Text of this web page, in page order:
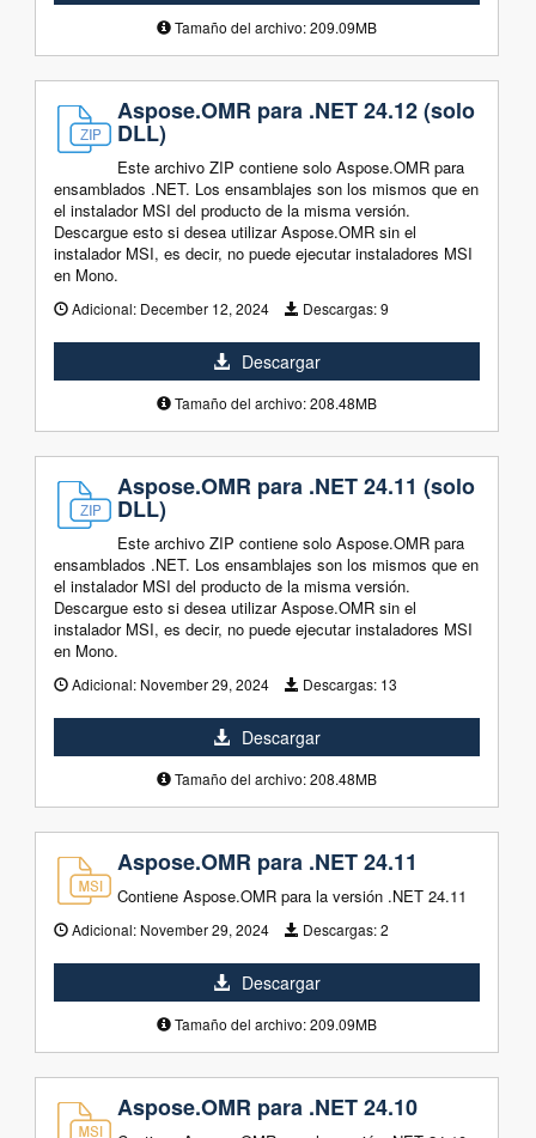
Tamaño del archivo: 209.09MB
Aspose.OMR para .NET 24.12 (solo
DLL)
Este archivo ZIP contiene solo Aspose.OMR para
ensamblados .NET. Los ensamblajes son los mismos que en
el instalador MSI del producto de la misma versión.
Descargue esto si desea utilizar Aspose.OMR sin el
instalador MSI, es decir, no puede ejecutar instaladores MSI
en Mono.
Adicional: December 12, 2024 Descargas:9
Descargar
Tamaño del archivo: 208.48MB
Aspose.OMR para .NET 24.11 (solo
DLL)
Este archivo ZIP contiene solo Aspose.OMR para
ensamblados .NET. Los ensamblajes son los mismos que en
el instalador MSI del producto de la misma versión.
Descargue esto si desea utilizar Aspose.OMR sin el
instalador MSI, es decir, no puede ejecutar instaladores MSI
en Mono.
Adicional: November 29, 2024 Descargas: 13
Descargar
Tamaño del archivo: 208.48MB
Aspose.OMR para .NET 24.11
Contiene Aspose.OMR para la versión .NET 24.11
Adicional: November 29, 2024 Descargas:2
Descargar
Tamaño del archivo: 209.09MB
Aspose.OMR para .NET 24.10